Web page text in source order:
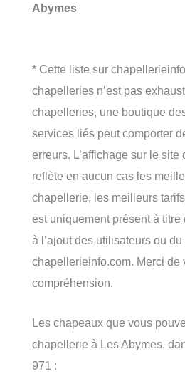
Abymes
* Cette liste sur
chapelleries n’est pas
chapelleries, une boutique
services liés peut comporter
erreurs. L’affichage sur le
reflète en aucun cas les
chapellerie, les meilleurs
est uniquement présent à titre
à l’ajout des utilisateurs ou du
chapellerieinfo.com. Merci de
compréhension.
Les chapeaux que vous
chapellerie à Les Abymes,
971 :